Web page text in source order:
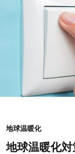
地球温暖化
地球温暖化